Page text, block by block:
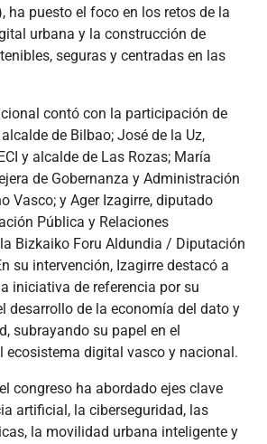
ha puesto el foco en los retos de la
urbana y la construcción de
seguras y centradas en las
contó con la participación de
de Bilbao; José de la Uz,
y alcalde de Las Rozas; María
de Gobernanza y Administración
Vasco; y Ager Izagirre, diputado
Pública y Relaciones
Bizkaiko Foru Aldundia / Diputación
su intervención, Izagirre destacó a
iniciativa de referencia por su
desarrollo de la economía del dato y
subrayando su papel en el
ecosistema digital vasco y nacional.
congreso ha abordado ejes clave
artificial, la ciberseguridad, las
la movilidad urbana inteligente y